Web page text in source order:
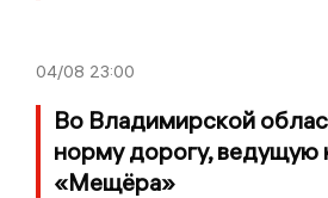
04/08 23:00
Во Владимирской
норму дорогу, ведущую
«Мещёра»